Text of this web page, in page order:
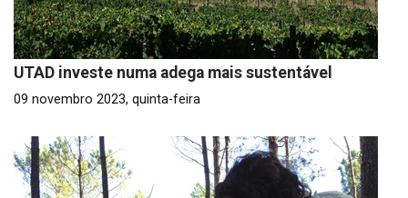
UTAD investe numa adega mais sustentável
09 novembro 2023, quinta-feira